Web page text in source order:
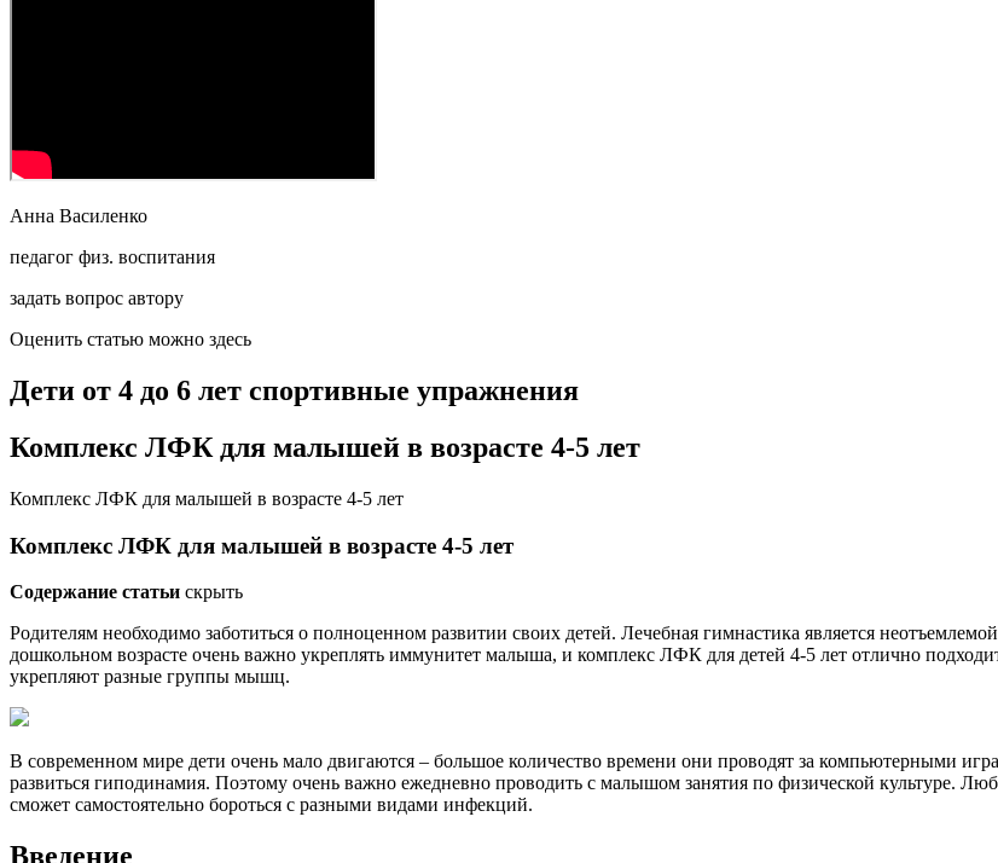
Анна Василенко
педагог физ. воспитания
задать вопрос автору
Оценить статью можно здесь
Дети от 4 до 6 лет спортивные упражнения
Комплекс ЛФК для малышей в возрасте 4-5 лет
Комплекс ЛФК для малышей в возрасте 4-5 лет
Комплекс ЛФК для малышей в возрасте 4-5 лет
Содержание статьи скрыть
Родителям необходимо заботиться о полноценном развитии своих детей. Лечебная гимнастика является
дошкольном возрасте очень важно укреплять иммунитет малыша, и комплекс ЛФК для детей 4-5 лет отлично
укрепляют разные группы мышц.
В современном мире дети очень мало двигаются – большое количество времени они проводят за компьютерными
развиться гиподинамия. Поэтому очень важно ежедневно проводить с малышом занятия по физической культуре.
сможет самостоятельно бороться с разными видами инфекций.
Введение